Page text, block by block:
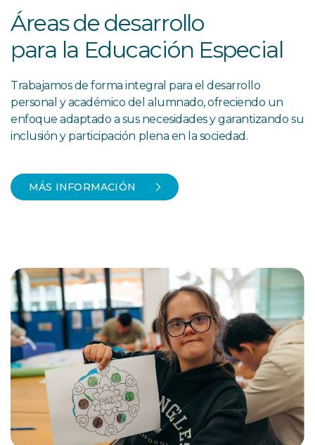
Áreas de desarrollo
para la Educación Especial
Trabajamos de forma integral para el desarrollo
personal y académico del alumnado, ofreciendo un
enfoque adaptado a sus necesidades y garantizando su
inclusión y participación plena en la sociedad.
MÁS INFORMACIÓN